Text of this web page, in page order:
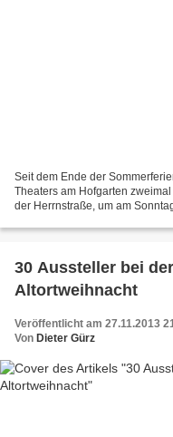
Seit dem Ende der
Theaters am Hofgarten
der Herrnstraße, um am
30 Aussteller bei
Altortweihnacht
Veröffentlicht am 27.11.2013
Von Dieter Gürz